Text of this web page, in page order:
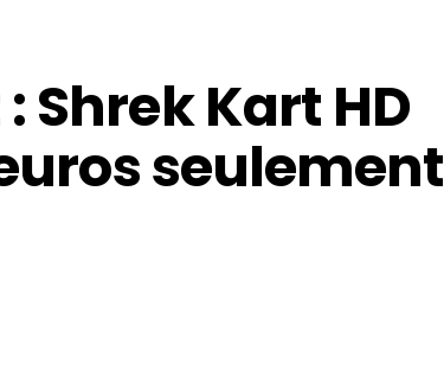
Shrek Kart HD
seulement